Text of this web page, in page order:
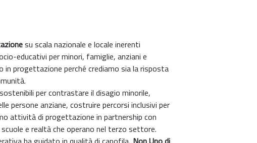
su scala nazionale e locale inerenti
educativi per minori, famiglie, anziani e
in progettazione perché crediamo sia la risposta
per contrastare il disagio minorile,
persone anziane, costruire percorsi inclusivi per
attività di progettazione in partnership con
e realtà che operano nel terzo settore.